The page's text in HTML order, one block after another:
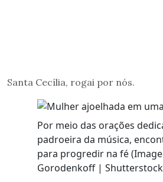
Santa Cecília, rogai por nós.
Por meio das orações
padroeira da música,
para progredir na fé
Gorodenkoff |